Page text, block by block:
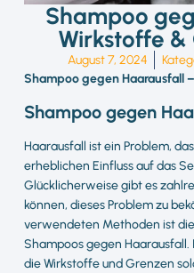
Shampoo
Wirkstoffe &
August 7, 2024
Shampoo gegen Haarausfall
Shampoo gegen
Haarausfall ist ein Problem,
erheblichen Einfluss auf das
Glücklicherweise gibt es
können, dieses Problem zu
verwendeten Methoden ist
Shampoos gegen
die Wirkstoffe und Grenzen